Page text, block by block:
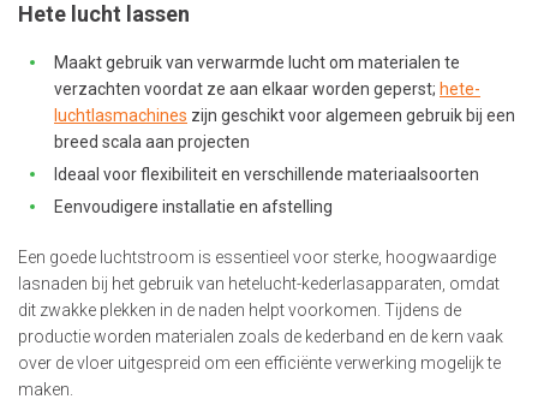
Hete lucht lassen
Maakt gebruik van verwarmde lucht om materialen te
verzachten voordat ze aan elkaar worden geperst; hete-
luchtlasmachines zijn geschikt voor algemeen gebruik bij een
breed scala aan projecten
Ideaal voor flexibiliteit en verschillende materiaalsoorten
Eenvoudigere installatie en afstelling
Een goede luchtstroom is essentieel voor sterke, hoogwaardige
lasnaden bij het gebruik van hetelucht-kederlasapparaten, omdat
dit zwakke plekken in de naden helpt voorkomen. Tijdens de
productie worden materialen zoals de kederband en de kern vaak
over de vloer uitgespreid om een efficiënte verwerking mogelijk te
maken.